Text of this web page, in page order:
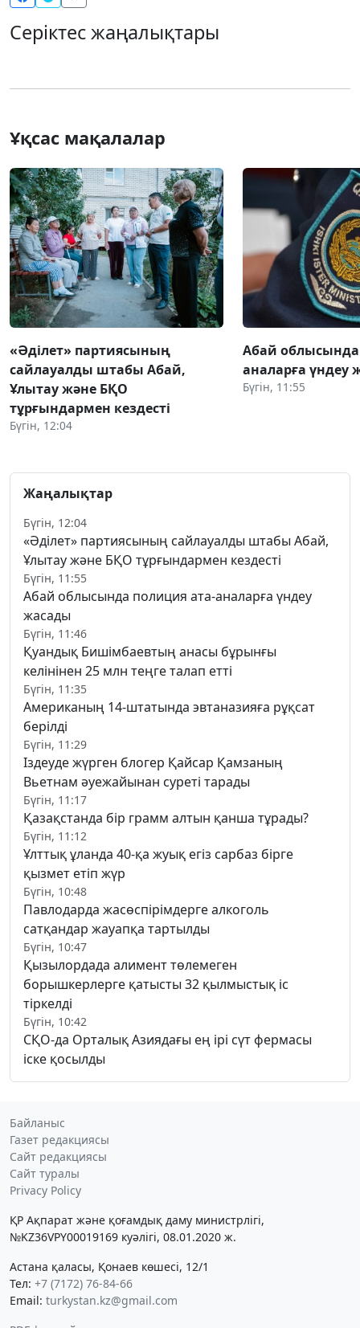
Серіктес жаңалықтары
Ұқсас мақалалар
«Әділет» партиясының
сайлауалды штабы Абай,
Ұлытау және БҚО
тұрғындармен кездесті
Бүгін, 12:04
Абай
аналарға үндеу
Бүгін, 11:55
Жаңалықтар
Бүгін, 12:04
«Әділет» партиясының сайлауалды штабы Абай,
Ұлытау және БҚО тұрғындармен кездесті
Бүгін, 11:55
Абай облысында полиция ата-аналарға үндеу
жасады
Бүгін, 11:46
Қуандық Бишімбаевтың анасы бұрынғы
келінінен 25 млн теңге талап етті
Бүгін, 11:35
Американың 14-штатында эвтаназияға рұқсат
берілді
Бүгін, 11:29
Іздеуде жүрген блогер Қайсар Қамзаның
Вьетнам әуежайынан суреті тарады
Бүгін, 11:17
Қазақстанда бір грамм алтын қанша тұрады?
Бүгін, 11:12
Ұлттық ұланда 40-қа жуық егіз сарбаз бірге
қызмет етіп жүр
Бүгін, 10:48
Павлодарда жасөспірімдерге алкоголь
сатқандар жауапқа тартылды
Бүгін, 10:47
Қызылордада алимент төлемеген
борышкерлерге қатысты 32 қылмыстық іс
тіркелді
Бүгін, 10:42
СҚО-да Орталық Азиядағы ең ірі сүт фермасы
іске қосылды
Байланыс
Газет редакциясы
Сайт редакциясы
Сайт туралы
Privacy Policy
ҚР Ақпарат және қоғамдық даму министрлігі,
№KZ36VPY00019169 куәлігі, 08.01.2020 ж.
Астана қаласы, Қонаев көшесі, 12/1
Тел: +7 (7172) 76-84-66
Email: turkystan.kz@gmail.com